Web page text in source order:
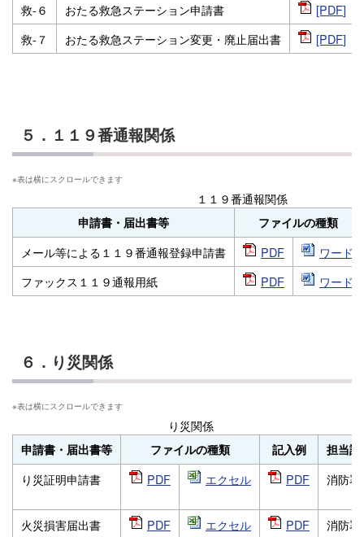
救‐６
おたる救急ステーション申請書 [PDF]
救‐７
おたる救急ステーション変更・廃止届出書 [PDF]
５．１１９番通報関係
１１９番通報関係
申請書・届出書等 ファイルの種類
メール等による１１９番通報登録申請書 PDF
ワード
ファックス１１９通報用紙
PDF ワード
６．り災関係
り災関係
申請書・届出書等 ファイルの種類 記入例 担当課
り災証明申請書 PDF エクセル PDF 消防署
火災損害届出書 PDF エクセル PDF 消防署